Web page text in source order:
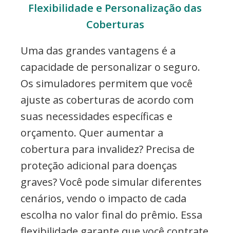
Flexibilidade e Personalização das
Coberturas
Uma das grandes vantagens é a
capacidade de personalizar o seguro.
Os simuladores permitem que você
ajuste as coberturas de acordo com
suas necessidades específicas e
orçamento. Quer aumentar a
cobertura para invalidez? Precisa de
proteção adicional para doenças
graves? Você pode simular diferentes
cenários, vendo o impacto de cada
escolha no valor final do prêmio. Essa